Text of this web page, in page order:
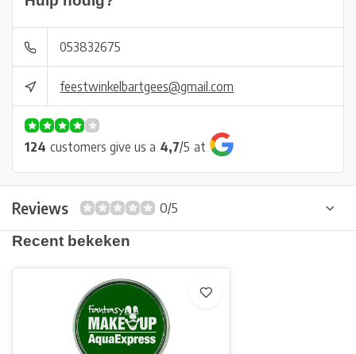
053832675
feestwinkelbartgees@gmail.com
124 customers give us a 4,7/5 at
Reviews
0/5
Recent bekeken